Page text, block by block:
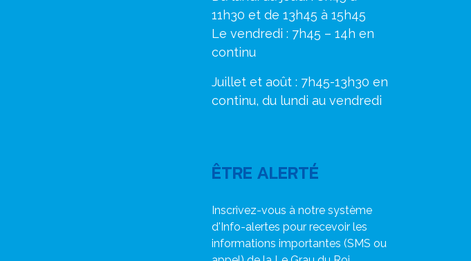
11h30 et de 13h45 à 15h45
Le vendredi : 7h45 – 14h en
continu
Juillet et août : 7h45-13h30 en
continu, du lundi au vendredi
ÊTRE ALERTÉ
Inscrivez-vous à notre système
d'Info-alertes pour recevoir les
informations importantes (SMS ou